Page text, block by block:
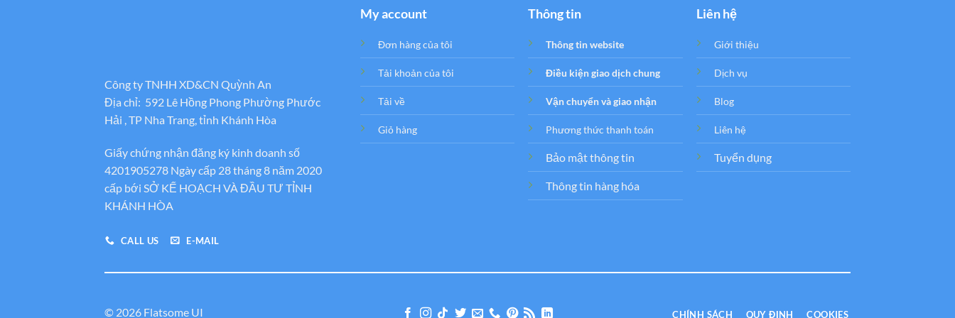
Công ty TNHH XD&CN Quỳnh An
Địa chỉ: 592 Lê Hồng Phong Phường Phước
Hải , TP Nha Trang, tỉnh Khánh Hòa
Giấy chứng nhận đăng ký kinh doanh số
4201905278 Ngày cấp 28 tháng 8 năm 2020
cấp bới SỞ KẾ HOẠCH VÀ ĐẦU TƯ TỈNH
KHÁNH HÒA
CALL US E-MAIL
My account
Đơn hàng của tôi
Tải khoản của tôi
Tải về
Giỏ hàng
Thông tin
Thông tin website
Điều kiện giao dịch chung
Vận chuyển và giao nhận
Phương thức thanh toán
Bảo mật thông tin
Thông tin hàng hóa
Liên hệ
Giới thiệu
Dịch vụ
Blog
Liên hệ
Tuyển dụng
© 2026 Flatsome UI CHÍNH SÁCH QUY ĐỊNH COOKIES